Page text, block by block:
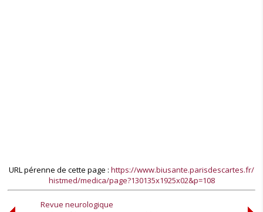
URL pérenne de cette page : https://www.biusante.parisdescartes.fr/
histmed/medica/page?130135x1925x02&p=108
Revue neurologique